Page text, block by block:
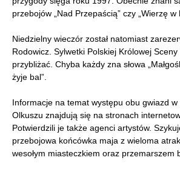
przebojów „Nad Przepaścią” czy „Wierzę w
Niedzielny wieczór został natomiast
Rodowicz. Sylwetki Polskiej Królowej
przybliżać. Chyba każdy zna słowa
żyje bal”.
Informacje na temat występu obu gwiazd
Olkuszu znajdują się na stronach
Potwierdzili je także agenci artystów.
przebojowa końcówka maja z wieloma
wesołym miasteczkiem oraz przemarszem